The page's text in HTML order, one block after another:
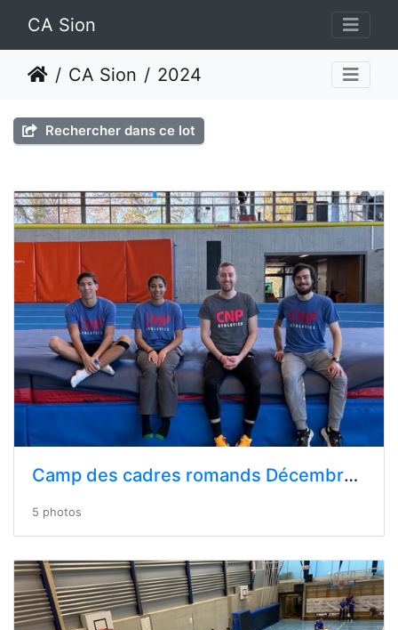
CA Sion
CA Sion 2024
Rechercher dans ce lot
Camp des cadres romands Décembre 2024 - Macolin
5 photos